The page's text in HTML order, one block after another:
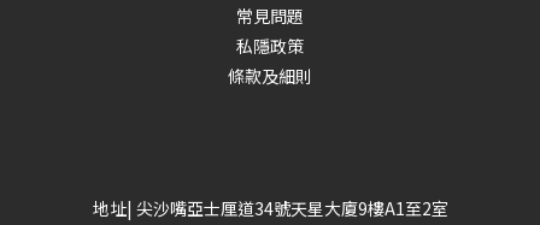
常見問題
私隱政策
條款及細則
地址| 尖沙嘴亞士厘道34號天星大廈9樓A1至2室